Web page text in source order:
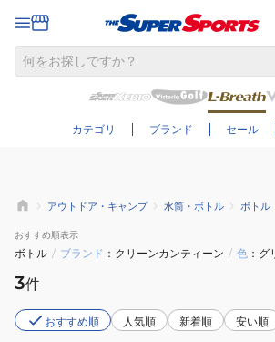
カテゴリ ブランド セール
さらに絞り込む
アウトドア・キャンプ 水筒・ボトル ボトル
おすすめ順表示
ボトル / ブランド クリーンカンティーン / 色 グ
3件
おすすめ順 人気順 新着順 安い順